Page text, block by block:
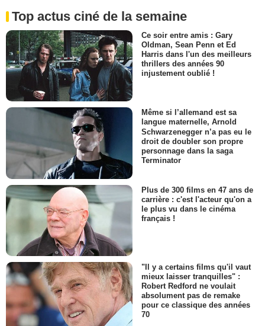
Top actus ciné de la semaine
Ce soir entre amis : Gary
Oldman, Sean Penn et Ed
Harris dans l'un des meilleurs
thrillers des années 90
injustement oublié !
Même si l’allemand est sa
langue maternelle, Arnold
Schwarzenegger n’a pas eu le
droit de doubler son propre
personnage dans la saga
Terminator
Plus de 300 films en 47 ans de
carrière : c'est l'acteur qu'on a
le plus vu dans le cinéma
français !
"Il y a certains films qu'il vaut
mieux laisser tranquilles" :
Robert Redford ne voulait
absolument pas de remake
pour ce classique des années
70